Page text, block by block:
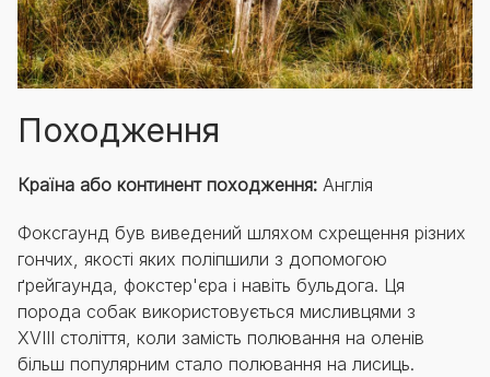
Походження
Країна або континент походження: Англія
Фоксгаунд був виведений шляхом схрещення різних
гончих, якості яких поліпшили з допомогою
ґрейгаунда, фокстер'єра і навіть бульдога. Ця
порода собак використовується мисливцями з
XVIII століття, коли замість полювання на оленів
більш популярним стало полювання на лисиць.